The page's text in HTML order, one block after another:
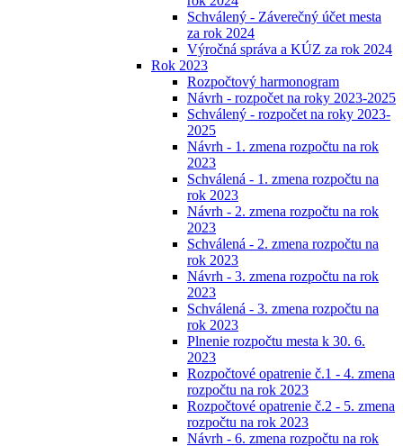
Schválený - Záverečný účet mesta
za rok 2024
Výročná správa a KÚZ za rok 2024
Rok 2023
Rozpočtový harmonogram
Návrh - rozpočet na roky 2023-2025
Schválený - rozpočet na roky 2023-
2025
Návrh - 1. zmena rozpočtu na rok
2023
Schválená - 1. zmena rozpočtu na
rok 2023
Návrh - 2. zmena rozpočtu na rok
2023
Schválená - 2. zmena rozpočtu na
rok 2023
Návrh - 3. zmena rozpočtu na rok
2023
Schválená - 3. zmena rozpočtu na
rok 2023
Plnenie rozpočtu mesta k 30. 6.
2023
Rozpočtové opatrenie č.1 - 4. zmena
rozpočtu na rok 2023
Rozpočtové opatrenie č.2 - 5. zmena
rozpočtu na rok 2023
Návrh - 6. zmena rozpočtu na rok